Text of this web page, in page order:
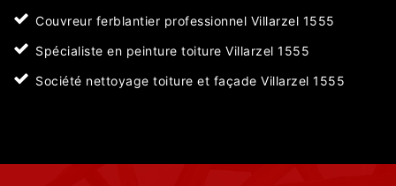
Couvreur ferblantier professionnel Villarzel 1555
Spécialiste en peinture toiture Villarzel 1555
Société nettoyage toiture et façade Villarzel 1555